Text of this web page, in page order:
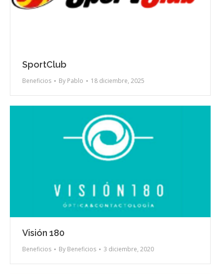
SportClub
Beneficios By Pablo 18 diciembre, 2025
Visión 180
Beneficios By Beneficios 3 diciembre, 2020